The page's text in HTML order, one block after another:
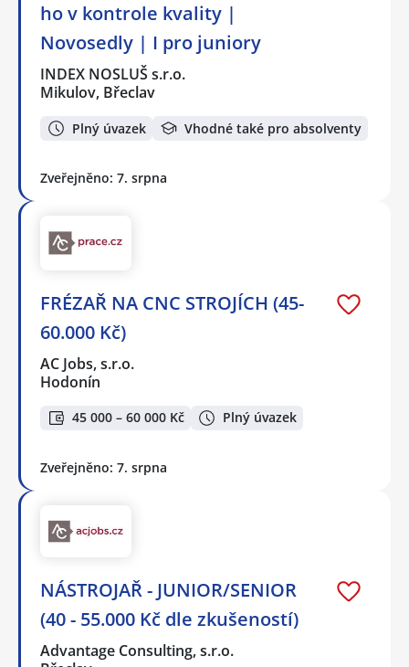
ho v kontrole kvality |
Novosedly | I pro juniory
INDEX NOSLUŠ s.r.o.
Mikulov, Břeclav
Plný úvazek Vhodné také pro absolventy
Zveřejněno: 7. srpna
FRÉZAŘ NA CNC STROJÍCH (45-
60.000 Kč)
AC Jobs, s.r.o.
Hodonín
45 000 – 60 000 Kč Plný úvazek
Zveřejněno: 7. srpna
NÁSTROJAŘ - JUNIOR/SENIOR
(40 - 55.000 Kč dle zkušeností)
Advantage Consulting, s.r.o.